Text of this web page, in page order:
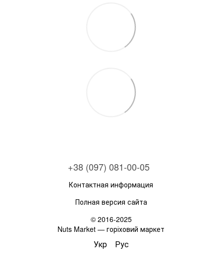
+38 (097) 081-00-05
Контактная информация
Полная версия сайта
© 2016-2025
Nuts Market — горіховий маркет
Укр Рус